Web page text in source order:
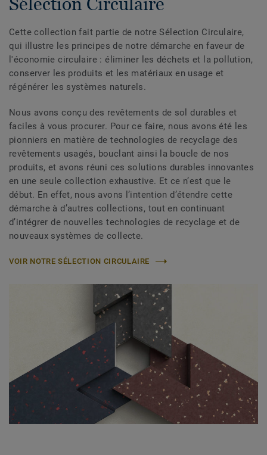
Cette collection fait partie de notre Sélection Circulaire,
qui illustre les principes de notre démarche en faveur de
l'économie circulaire : éliminer les déchets et la pollution,
conserver les produits et les matériaux en usage et
régénérer les systèmes naturels.
Nous avons conçu des revêtements de sol durables et
faciles à vous procurer. Pour ce faire, nous avons été les
pionniers en matière de technologies de recyclage des
revêtements usagés, bouclant ainsi la boucle de nos
produits, et avons réuni ces solutions durables innovantes
en une seule collection exhaustive. Et ce n’est que le
début. En effet, nous avons l’intention d’étendre cette
démarche à d’autres collections, tout en continuant
d’intégrer de nouvelles technologies de recyclage et de
nouveaux systèmes de collecte.
VOIR NOTRE SÉLECTION CIRCULAIRE